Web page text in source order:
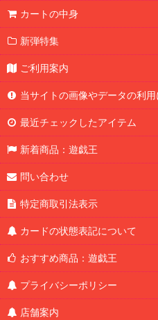
カートの中身
新弾特集
ご利用案内
当サイトの画像やデータの利用
最近チェックしたアイテム
新着商品：遊戯王
問い合わせ
特定商取引法表示
カードの状態表記について
おすすめ商品：遊戯王
プライバシーポリシー
店舗案内